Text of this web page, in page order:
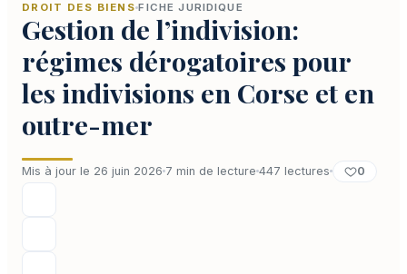
DROIT DES BIENS FICHE JURIDIQUE
Gestion de l’indivision:
régimes dérogatoires pour
les indivisions en Corse et en
outre-mer
Mis à jour le 26 juin 2026 7 min de lecture 447 lectures 0